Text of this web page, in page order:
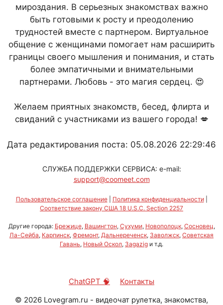
мироздания. В серьезных знакомствах важно
быть готовыми к росту и преодолению
трудностей вместе с партнером. Виртуальное
общение с женщинами помогает нам расширить
границы своего мышления и понимания, и стать
более эмпатичными и внимательными
партнерами. Любовь - это магия сердец. 😍
Желаем приятных знакомств, бесед, флирта и
свиданий с участниками из вашего города! 💋
Дата редактирования поста: 05.08.2026 22:29:46
СЛУЖБА ПОДДЕРЖКИ СЕРВИСА: e-mail:
support@coomeet.com
Пользовательское соглашение| Политика конфиденциальности|
Соответствие закону США 18 U.S.C. Section 2257
Другие города: Брежице, Вашингтон, Сухуми, Новополоцк, Сосновец,
Ла-Сейба, Карпинск, Фремонт, Дальнереченск, Заволжск, Советская
Гавань, Новый Оскол, Заgazig и т.д.
ChatGPT 🧠
Контакты
© 2026 Lovegram.ru - видеочат рулетка, знакомства,